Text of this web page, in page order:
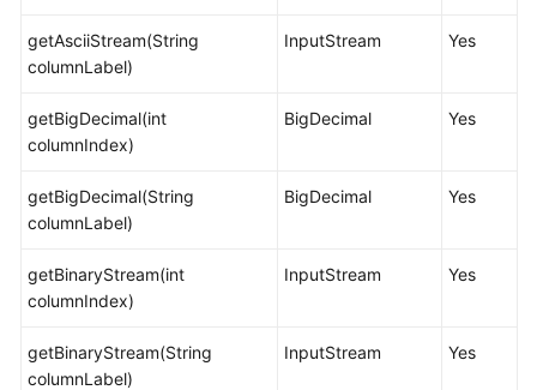
发
指
（分
布
_V2.0-
10.x）
指
getAsciiStream(String
columnLabel)
InputStream Yes
getBigDecimal(int
columnIndex)
BigDecimal Yes
getBigDecimal(String
columnLabel)
BigDecimal Yes
getBinaryStream(int
columnIndex)
InputStream Yes
getBinaryStream(String
columnLabel)
InputStream Yes